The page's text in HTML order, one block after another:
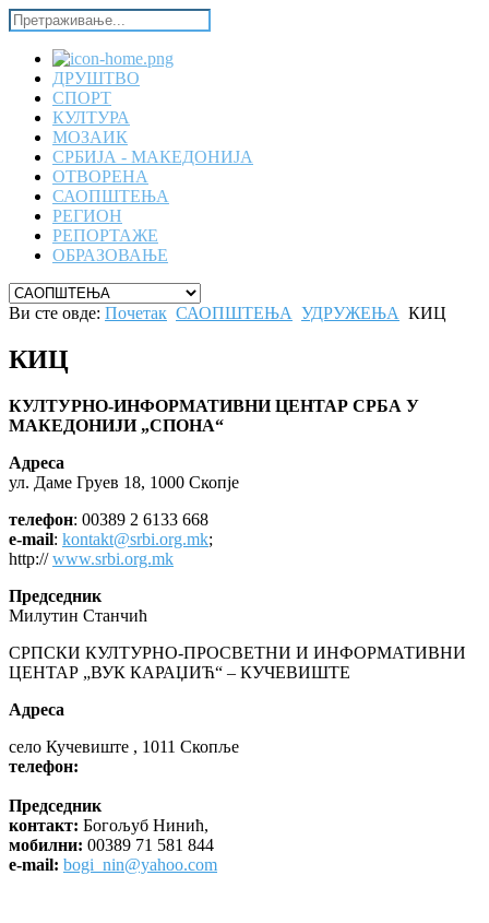
ДРУШТВО
СПОРТ
КУЛТУРА
МОЗАИК
СРБИЈА - МАКЕДОНИЈА
ОТВОРЕНА
САОПШТЕЊА
РЕГИОН
РЕПОРТАЖЕ
ОБРАЗОВАЊЕ
Ви сте овде: Почетак САОПШТЕЊА УДРУЖЕЊА КИЦ
КИЦ
КУЛТУРНО-ИНФОРМАТИВНИ ЦЕНТАР СРБА У
МАКЕДОНИЈИ „СПОНА“
Адреса
ул. Даме Груев 18, 1000 Скопје
телефон: 00389 2 6133 668
e-mail: kontakt@srbi.org.mk;
http://www.srbi.org.mk
Председник
Милутин Станчић
СРПСКИ КУЛТУРНО-ПРОСВЕТНИ И ИНФОРМАТИВНИ
ЦЕНТАР „ВУК КАРАЏИЋ“ – КУЧЕВИШТЕ
Адреса
село Кучевиште , 1011 Скопље
телефон:
Председник
контакт: Богољуб Нинић,
мобилни: 00389 71 581 844
e-mail: bogi_nin@yahoo.com